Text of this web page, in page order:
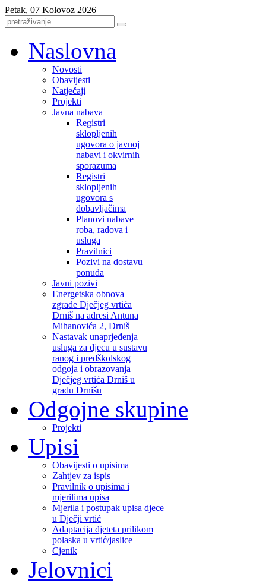
Petak, 07 Kolovoz 2026
Naslovna
Novosti
Obavijesti
Natječaji
Projekti
Javna nabava
Registri
sklopljenih
ugovora o javnoj
nabavi i okvirnih
sporazuma
Registri
sklopljenih
ugovora s
dobavljačima
Planovi nabave
roba, radova i
usluga
Pravilnici
Pozivi na dostavu
ponuda
Javni pozivi
Energetska obnova
zgrade Dječjeg vrtića
Drniš na adresi Antuna
Mihanovića 2, Drniš
Nastavak unaprjeđenja
usluga za djecu u sustavu
ranog i predškolskog
odgoja i obrazovanja
Dječjeg vrtića Drniš u
gradu Drnišu
Odgojne skupine
Projekti
Upisi
Obavijesti o upisima
Zahtjev za ispis
Pravilnik o upisima i
mjerilima upisa
Mjerila i postupak upisa djece
u Dječji vrtić
Adaptacija djeteta prilikom
polaska u vrtić/jaslice
Cjenik
Jelovnici